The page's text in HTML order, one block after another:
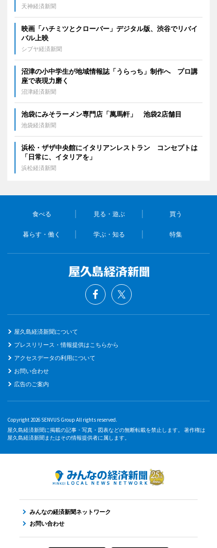
天神経済新聞
映画「ハチミツとクローバー」デジタル版、渋谷でリバイ
バル上映
シブヤ経済新聞
沼津の小中学生が地域情報誌「うらっち」制作へ プロ講
座で表現力磨く
沼津経済新聞
池袋にみそラーメン専門店「萬馬軒」 池袋2店舗目
池袋経済新聞
浜松・ザザ中央館にイタリアンレストラン コンセプトは
「日常に、イタリアを」
浜松経済新聞
食べる 見る・遊ぶ 買う
暮らす・働く 学ぶ・知る 特集
屋久島経済新聞について
プレスリリース・情報提供はこちらから
アクセスデータの利用について
お問い合わせ
広告のご案内
Copyright 2026 SENVUS Group All rights reserved.
屋久島経済新聞に掲載の記事・写真・図表などの無断転載を禁止します。 著作権は
屋久島経済新聞またはその情報提供者に属します。
みんなの経済新聞ネットワーク
お問い合わせ